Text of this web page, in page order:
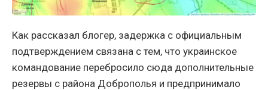
Как рассказал блогер, задержка с официальным
подтверждением связана с тем, что украинское
командование перебросило сюда дополнительные
резервы с района Доброполья и предпринимало